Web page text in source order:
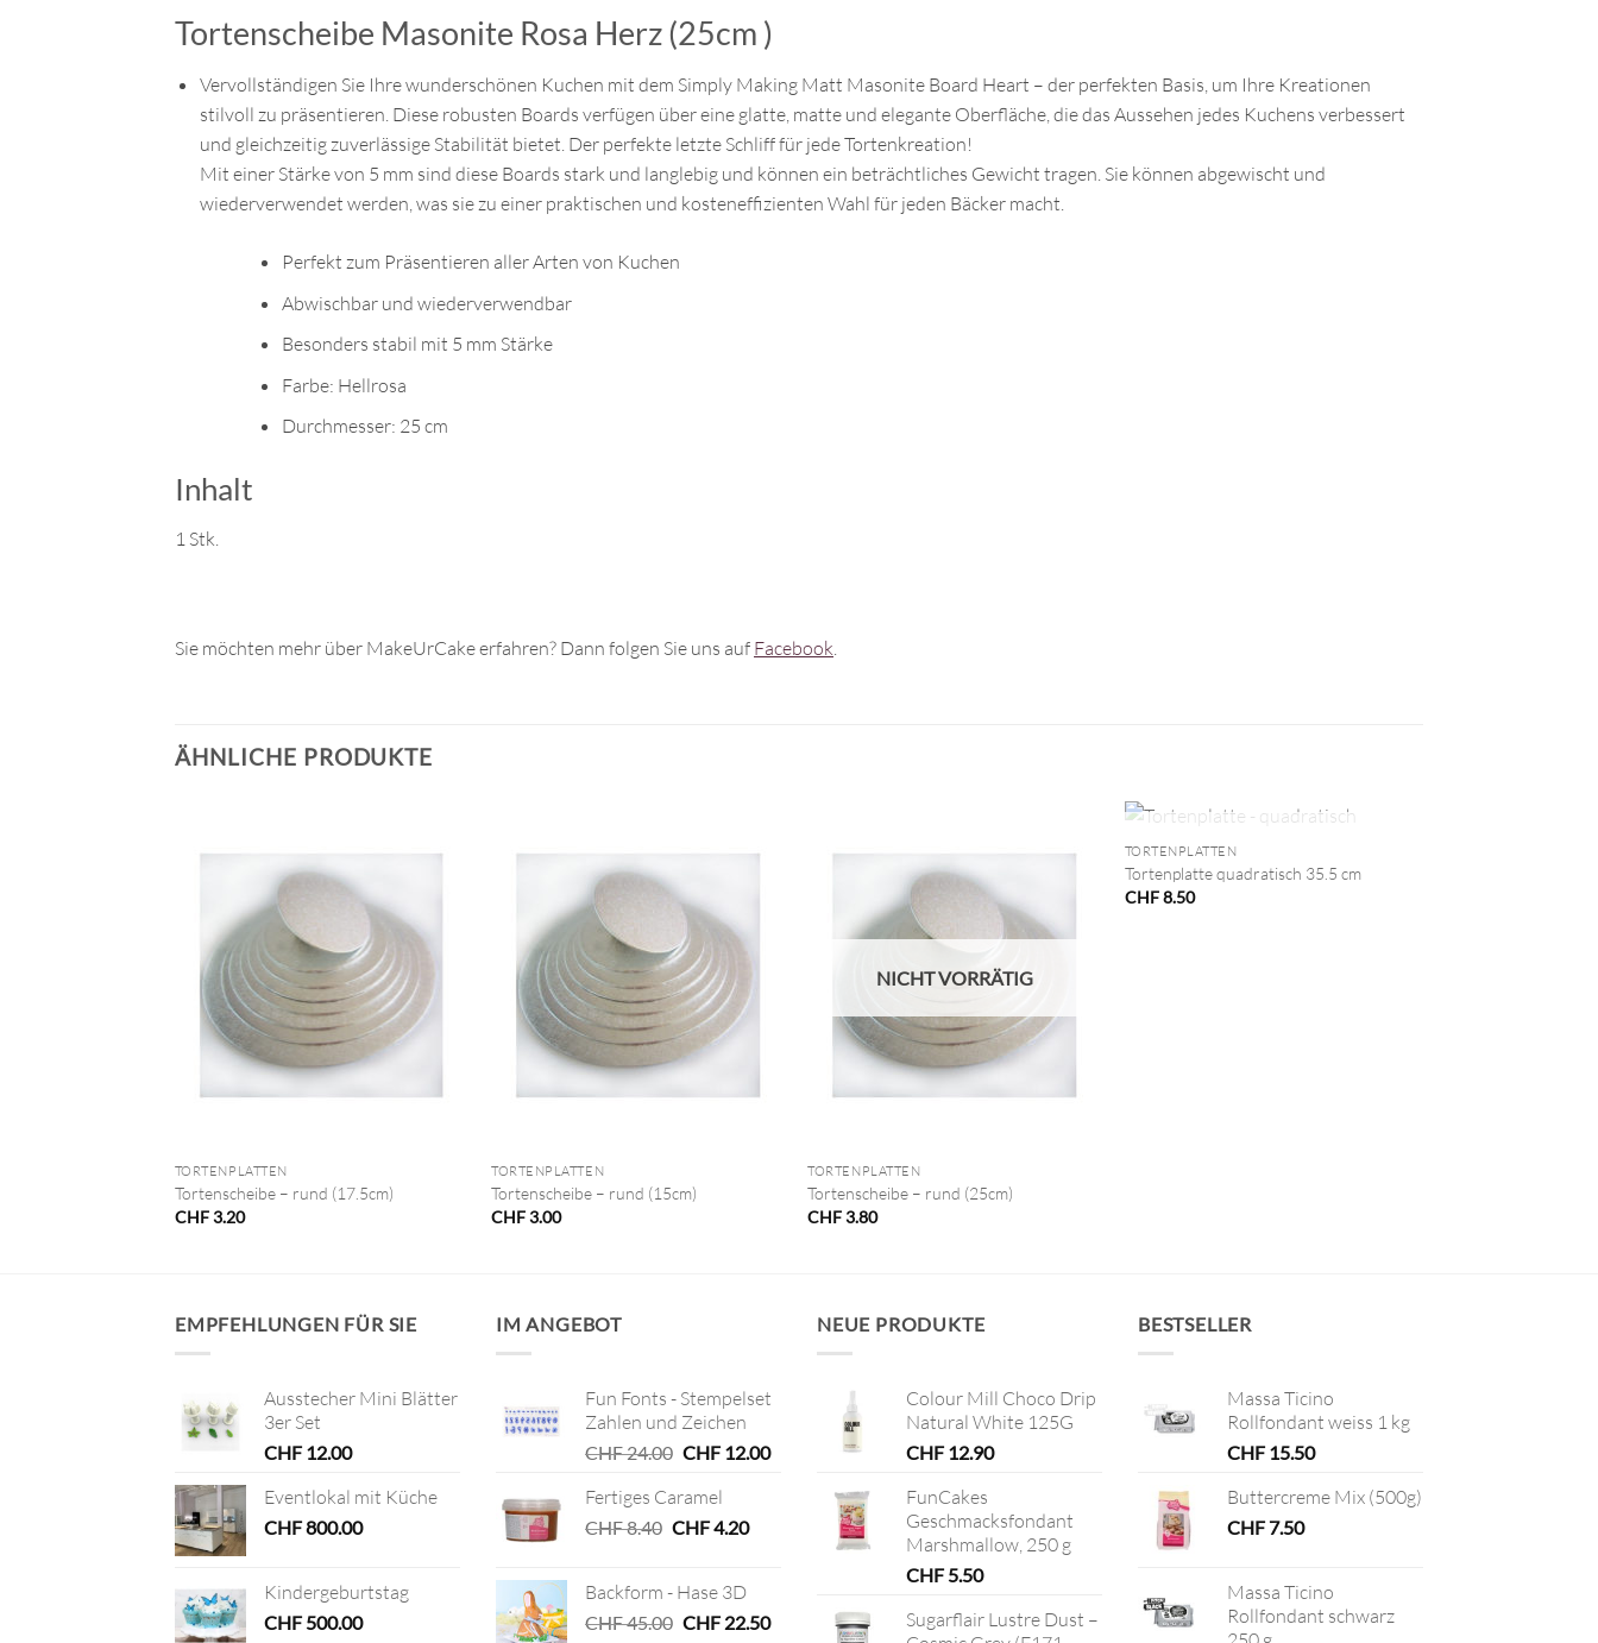
Tortenscheibe Masonite Rosa Herz (25cm )
Vervollständigen Sie Ihre wunderschönen Kuchen mit dem Simply Making Matt Masonite Board Heart – der perfekten Basis, um Ihre Kreationen
stilvoll zu präsentieren. Diese robusten Boards verfügen über eine glatte, matte und elegante Oberfläche, die das Aussehen jedes Kuchens verbessert
und gleichzeitig zuverlässige Stabilität bietet. Der perfekte letzte Schliff für jede Tortenkreation!
Mit einer Stärke von 5 mm sind diese Boards stark und langlebig und können ein beträchtliches Gewicht tragen. Sie können abgewischt und
wiederverwendet werden, was sie zu einer praktischen und kosteneffizienten Wahl für jeden Bäcker macht.
Perfekt zum Präsentieren aller Arten von Kuchen
Abwischbar und wiederverwendbar
Besonders stabil mit 5 mm Stärke
Farbe: Hellrosa
Durchmesser: 25 cm
Inhalt
1 Stk.
Sie möchten mehr über MakeUrCake erfahren? Dann folgen Sie uns auf Facebook
ÄHNLICHE PRODUKTE
TORTENPLATTEN
Tortenscheibe – rund (17.5cm)
CHF3.20
TORTENPLATTEN
Tortenscheibe – rund (15cm)
CHF3.00
NICHT VORRÄTIG
TORTENPLATTEN
Tortenscheibe – rund (25cm)
CHF3.80
+
NICHT VORRÄTIG
TORTENPLATTEN
Tortenplatte quadratisch 35.5 cm
CHF8.50
EMPFEHLUNGEN FÜR SIE
Ausstecher Mini Blätter
3er Set
CHF12.00
Eventlokal mit Küche
CHF800.00
Kindergeburtstag
CHF500.00
IM ANGEBOT
Fun Fonts - Stempelset
Zahlen und Zeichen
CHF24.00 Ursprünglicher
war:
CHF 24.00
CHF12.00Aktueller
CHF 12.00.
Fertiges Caramel
CHF8.40 Ursprünglicher
CHF 8.40
CHF4.20Aktueller
Backform - Hase 3D
CHF45.00 Ursprünglicher
CHF22.50Aktueller
NEUE PRODUKTE
Colour Mill Choco Drip
Natural White 125G
CHF12.90
FunCakes
Geschmacksfondant
Marshmallow, 250 g
CHF5.50
Sugarflair Lustre Dust –
BESTSELLER
Massa Ticino
Rollfondant weiss 1 kg
CHF15.50
Buttercreme Mix (500g)
CHF7.50
Massa Ticino
Rollfondant schwarz